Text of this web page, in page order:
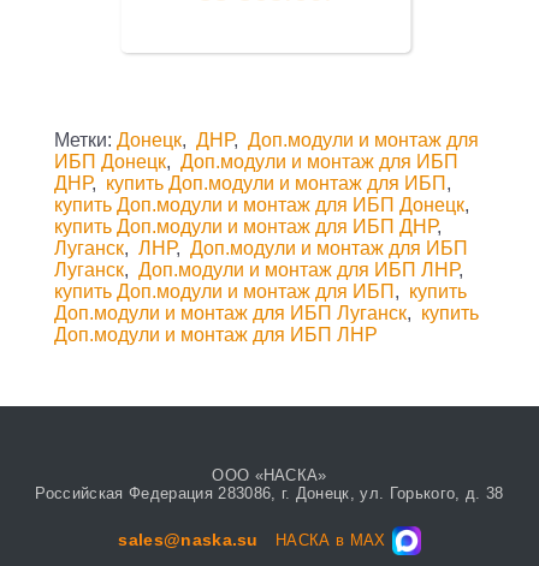
Метки: Донецк, ДНР, Доп.модули и монтаж для
ИБП Донецк, Доп.модули и монтаж для ИБП
ДНР, купить Доп.модули и монтаж для ИБП ,
купить Доп.модули и монтаж для ИБП Донецк,
купить Доп.модули и монтаж для ИБП ДНР,
Луганск, ЛНР, Доп.модули и монтаж для ИБП
Луганск, Доп.модули и монтаж для ИБП ЛНР,
купить Доп.модули и монтаж для ИБП , купить
Доп.модули и монтаж для ИБП Луганск, купить
Доп.модули и монтаж для ИБП ЛНР
ООО «НАСКА»
Российская Федерация 283086, г. Донецк, ул. Горького, д. 38
sales@naska.su НАСКА в MAX